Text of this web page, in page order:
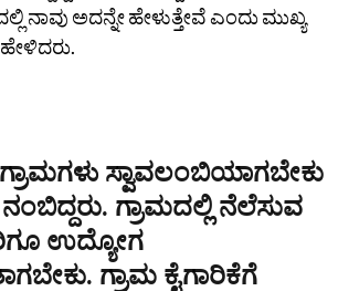
ನಾವು ಅದನ್ನೇ ಹೇಳುತ್ತೇವೆ ಎಂದು ಮುಖ್ಯ
ಸ್ವಾವಲಂಬಿಯಾಗಬೇಕು
ಗ್ರಾಮದಲ್ಲಿ ನೆಲೆಸುವ
ಉದ್ಯೋಗ
ಗ್ರಾಮ ಕೈಗಾರಿಕೆಗೆ